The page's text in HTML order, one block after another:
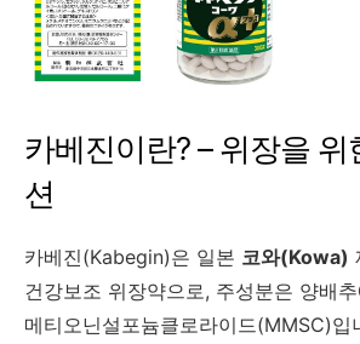
카베진이란? – 위장을 위
션
카베진(Kabegin)은 일본 코와(Kowa)
건강보조 위장약으로, 주성분은 양배
메티오닌설포늄클로라이드(MMSC)입